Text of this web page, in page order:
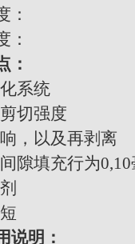
强度：
强度：
：
系统
切强度
，以及再剥离
隙填充行为
说明 ：